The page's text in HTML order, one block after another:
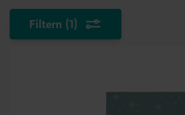
Filtern (1)